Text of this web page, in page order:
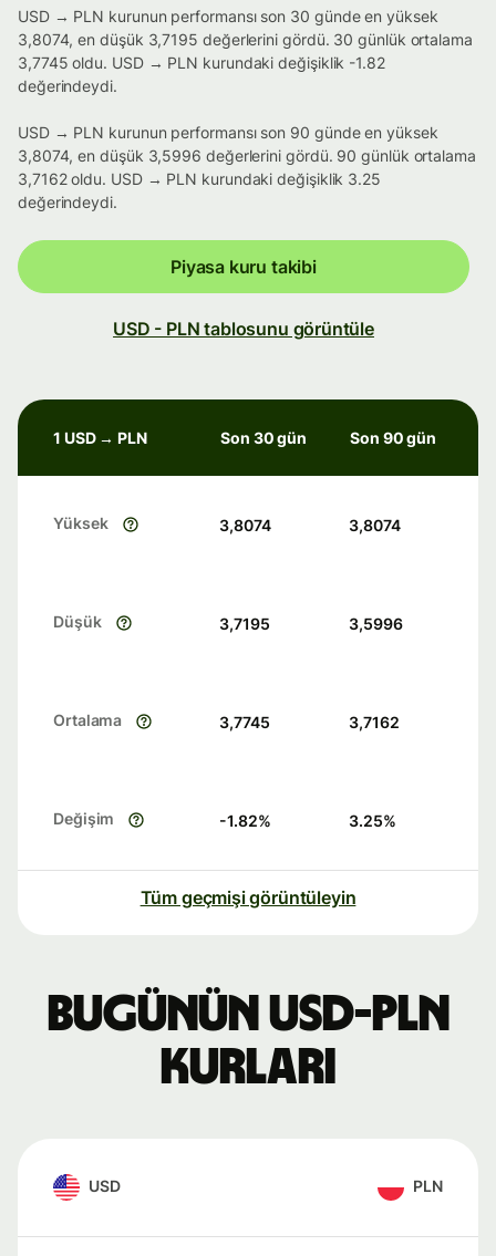
USD → PLN kurunun performansı son 30 günde en yüksek
3,8074, en düşük 3,7195 değerlerini gördü. 30 günlük ortalama
3,7745 oldu. USD → PLN kurundaki değişiklik -1.82
değerindeydi.
USD → PLN kurunun performansı son 90 günde en yüksek
3,8074, en düşük 3,5996 değerlerini gördü. 90 günlük ortalama
3,7162 oldu. USD → PLN kurundaki değişiklik 3.25
değerindeydi.
Piyasa kuru takibi
USD - PLN tablosunu görüntüle
1 USD → PLN Son 30 gün Son 90 gün
Yüksek 3,8074 3,8074
Düşük 3,7195 3,5996
Ortalama 3,7745 3,7162
Değişim -1.82% 3.25%
Tüm geçmişi görüntüleyin
Bugünün USD-PLN
kurları
USD PLN